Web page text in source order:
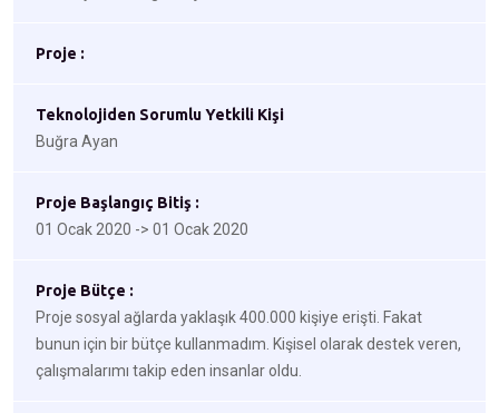
Proje :
Teknolojiden Sorumlu Yetkili Kişi
Buğra Ayan
Proje Başlangıç Bitiş :
01 Ocak 2020 -> 01 Ocak 2020
Proje Bütçe :
Proje sosyal ağlarda yaklaşık 400.000 kişiye erişti. Fakat
bunun için bir bütçe kullanmadım. Kişisel olarak destek veren,
çalışmalarımı takip eden insanlar oldu.